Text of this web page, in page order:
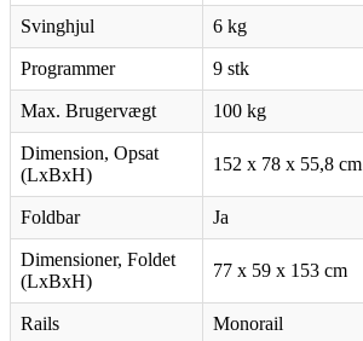
Svinghjul 6 kg
Programmer 9 stk
Max. Brugervægt 100 kg
Dimension, Opsat
(LxBxH)
152 x 78 x 55,8 cm
Foldbar Ja
Dimensioner, Foldet
(LxBxH)
77 x 59 x 153 cm
Rails Monorail